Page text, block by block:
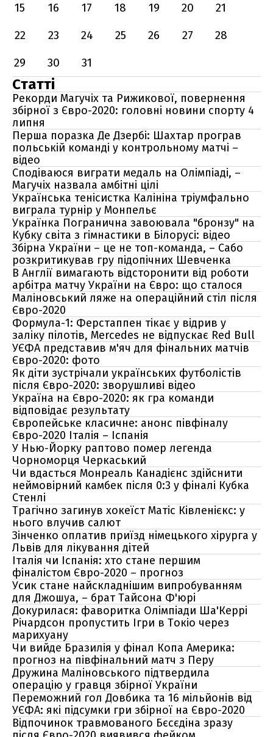
15
16 17 18 19 20
21
22
23 24 25 26 27
28
29
30 31
Статті
Рекорди Магучіх та Рижикової, повернення
збірної з Євро-2020: головні новини спорту 4
липня
Перша поразка Де Дзербі: Шахтар програв
польській команді у контрольному матчі –
відео
Сподіваюся виграти медаль на Олімпіаді, –
Магучіх назвала амбітні цілі
Українська тенісистка Калініна тріумфально
виграла турнір у Монпельє
Українка Погранична завоювала "бронзу" на
Кубку світа з гімнастики в Білорусі: відео
Збірна України – це не топ-команда, – Сабо
розкритикував гру підопічних Шевченка
В Англії вимагають відсторонити від роботи
арбітра матчу України на Євро: що сталося
Маліновський ляже на операційний стіл після
Євро-2020
Формула-1: Ферстаппен тікає у відрив у
заліку пілотів, Mercedes не відпускає Red Bull
УЄФА представив м'яч для фінальних матчів
Євро-2020: фото
Як діти зустрічали українських футболістів
після Євро-2020: зворушливі відео
Україна на Євро-2020: як гра команди
відповідає результату
Європейське класичне: анонс півфіналу
Євро-2020 Італія – Іспанія
У Нью-Йорку раптово помер легенда
Чорноморця Черкаський
Чи вдасться Монреаль Канадієнс здійснити
неймовірний камбек після 0:3 у фіналі Кубка
Стенлі
Трагічно загинув хокеїст Матіс Ківленієкс: у
нього влучив салют
Зінченко оплатив приїзд німецького хірурга у
Львів для лікування дітей
Італія чи Іспанія: хто стане першим
фіналістом Євро-2020 – прогноз
Усик стане найскладнішим випробуванням
для Джошуа, – брат Тайсона Ф'юрі
Докурилася: фаворитка Олімпіади Ша'Керрі
Річардсон пропустить Ігри в Токіо через
марихуану
Чи вийде Бразилія у фінал Копа Америка:
прогноз на півфінальний матч з Перу
Дружина Маліновського підтвердила
операцію у гравця збірної України
Переможний гол Довбика та 16 мільйонів від
УЄФА: які підсумки гри збірної на Євро-2020
Відпочинок травмованого Бєсєдіна зразу